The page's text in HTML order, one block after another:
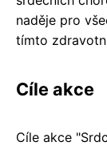
naděje pro
tímto
Cíle akce
Cíle akce